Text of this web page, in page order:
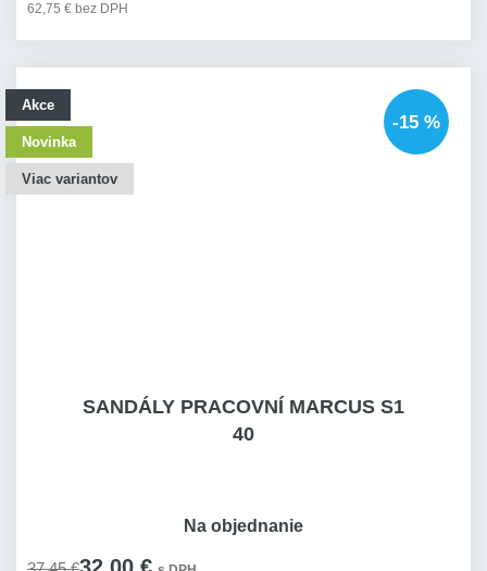
62,75 € bez DPH
Akce
Novinka
Viac variantov
-15 %
SANDÁLY PRACOVNÍ MARCUS S1
40
Na objednanie